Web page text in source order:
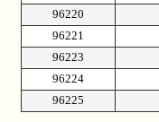
96220
96221
96223
96224
96225